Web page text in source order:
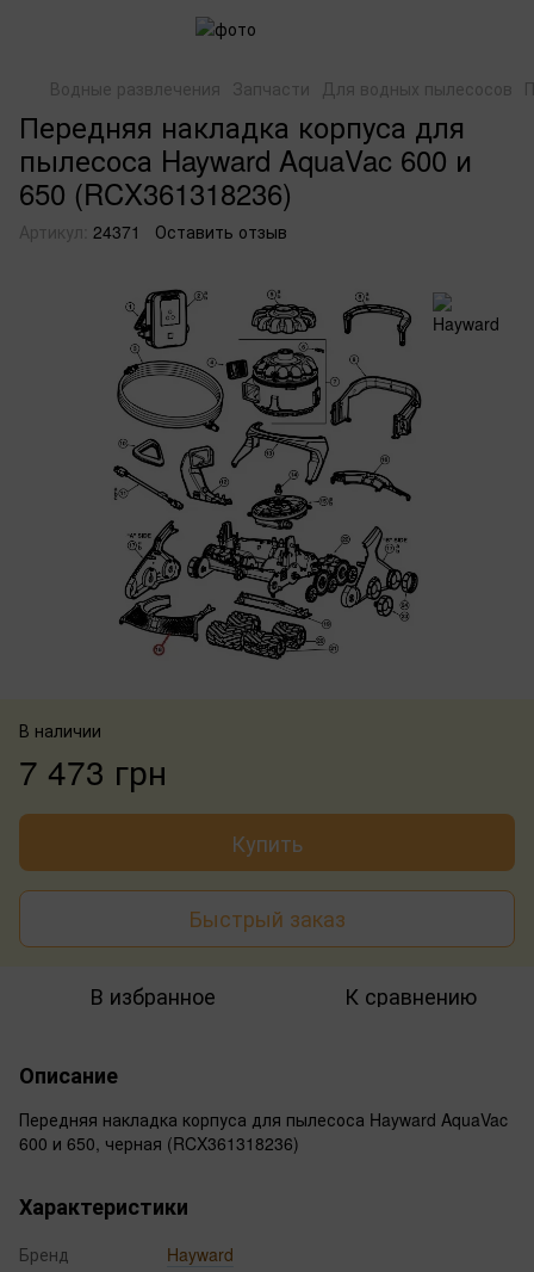
Водные развлечения Запчасти Для водных пылесосов
Передняя накладка корпуса для
пылесоса Hayward AquaVac 600 и
650 (RCX361318236)
Артикул: 24371 Оставить отзыв
В наличии
7 473 грн
Купить
Быстрый заказ
В избранное К сравнению
Описание
Передняя накладка корпуса для пылесоса Hayward AquaVac
600 и 650, черная (RCX361318236)
Характеристики
Бренд
Hayward